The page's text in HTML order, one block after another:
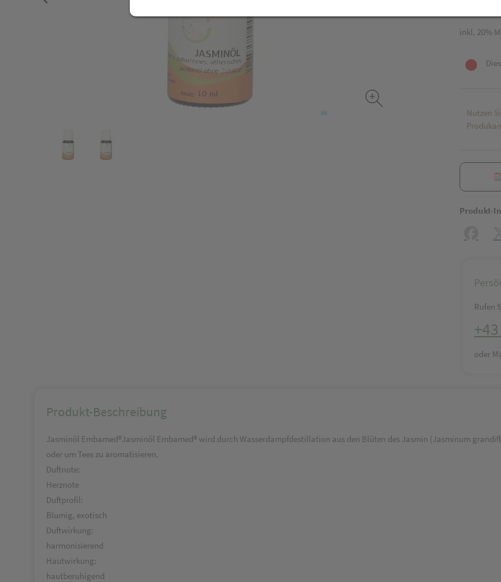
inkl. 20%
Nutzen
Produkt-
Rufen
oder
Produkt-Beschreibung
Jasminöl Embamed®Jasminöl Embamed® wird durch Wasserdampfdestillation aus den Blüten des Jasmin (Jasminum
oder um Tees zu aromatisieren.
Duftnote:
Herznote
Duftprofil:
Blumig, exotisch
Duftwirkung:
harmonisierend
Hautwirkung:
hautberuhigend